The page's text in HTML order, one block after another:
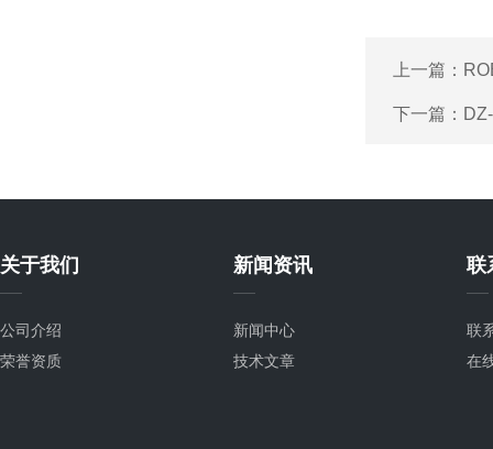
上一篇：
下一篇：
关于我们
公司介绍
荣誉资质
新闻资讯
新闻中心
技术文章
联
联
在